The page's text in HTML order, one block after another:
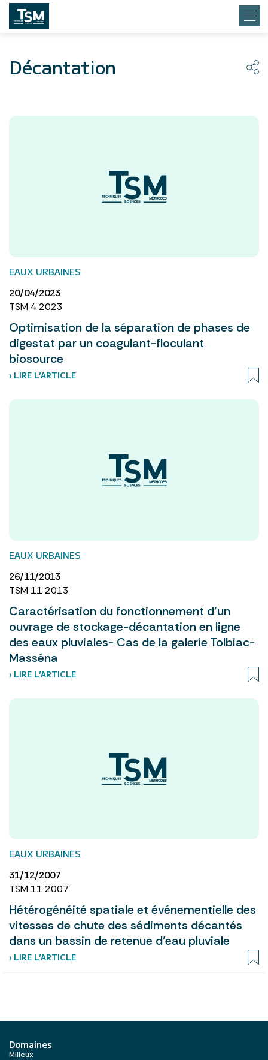
Décantation
EAUX URBAINES
20/04/2023
TSM 4 2023
Optimisation de la séparation de phases de
digestat par un coagulant-floculant
biosource
› LIRE L’ARTICLE
EAUX URBAINES
26/11/2013
TSM 11 2013
Caractérisation du fonctionnement d’un
ouvrage de stockage-décantation en ligne
des eaux pluviales- Cas de la galerie Tolbiac-
Masséna
› LIRE L’ARTICLE
EAUX URBAINES
31/12/2007
TSM 11 2007
Hétérogénéité spatiale et événementielle des
vitesses de chute des sédiments décantés
dans un bassin de retenue d’eau pluviale
› LIRE L’ARTICLE
Domaines
Milieux